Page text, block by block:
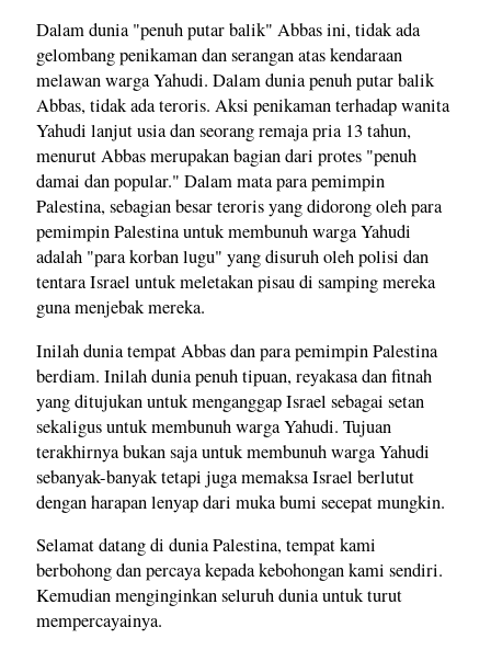
Dalam dunia "penuh putar balik" Abbas ini, tidak ada
gelombang penikaman dan serangan atas kendaraan
melawan warga Yahudi. Dalam dunia penuh putar balik
Abbas, tidak ada teroris. Aksi penikaman terhadap wanita
Yahudi lanjut usia dan seorang remaja pria 13 tahun,
menurut Abbas merupakan bagian dari protes "penuh
damai dan popular." Dalam mata para pemimpin
Palestina, sebagian besar teroris yang didorong oleh para
pemimpin Palestina untuk membunuh warga Yahudi
adalah "para korban lugu" yang disuruh oleh polisi dan
tentara Israel untuk meletakan pisau di samping mereka
guna menjebak mereka.
Inilah dunia tempat Abbas dan para pemimpin Palestina
berdiam. Inilah dunia penuh tipuan, reyakasa dan fitnah
yang ditujukan untuk menganggap Israel sebagai setan
sekaligus untuk membunuh warga Yahudi. Tujuan
terakhirnya bukan saja untuk membunuh warga Yahudi
sebanyak-banyak tetapi juga memaksa Israel berlutut
dengan harapan lenyap dari muka bumi secepat mungkin.
Selamat datang di dunia Palestina, tempat kami
berbohong dan percaya kepada kebohongan kami sendiri.
Kemudian menginginkan seluruh dunia untuk turut
mempercayainya.